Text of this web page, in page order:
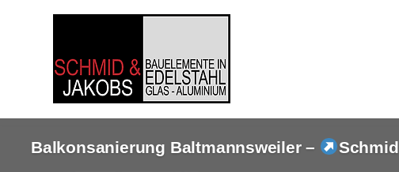
Balkonsanierung Baltmannsweiler –